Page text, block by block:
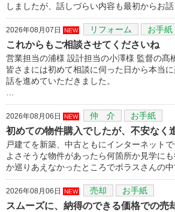
しましたが、話しづらい内容も最初からお話
2026年08月07日 NEW リフォーム お手紙
これからもご相談させてくださいね
営業担当の浦様 設計担当の小澤様 監督の髙
皆さまには初めて相談に伺った日から本当
話を進めていただきました。
2026年08月06日 NEW 仲 介 お手紙
初めての物件購入でしたが、不安なく
戸建てを新築、中古ともにインターネットで
よさそうな物件があったら何箇所か見学に
か巡りあえなかったところでポラスさんの中
2026年08月06日 NEW 売却 お手紙
スムーズに、納得のできる価格での売